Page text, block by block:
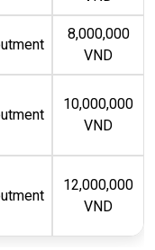
8,000,000
VND
10,000,000
VND
12,000,000
VND